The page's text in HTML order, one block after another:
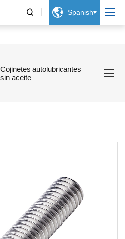
  Spanish
Cojinetes autolubricantes
sin aceite